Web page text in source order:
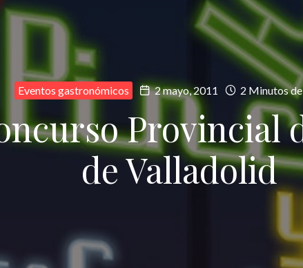
Eventos gastronómicos 2 mayo, 2011 2 Minutos
Provincial
de Valladolid